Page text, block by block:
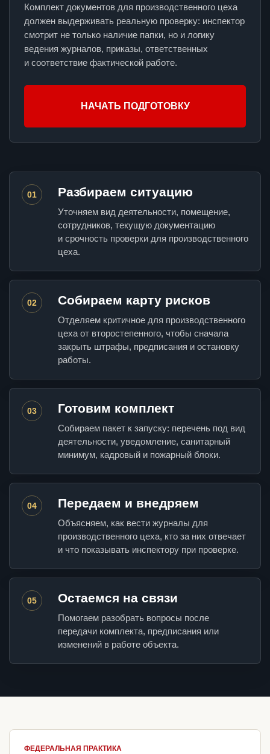
Комплект документов для производственного цеха
должен выдерживать реальную проверку: инспектор
смотрит не только наличие папки, но и логику
ведения журналов, приказы, ответственных
и соответствие фактической работе.
НАЧАТЬ ПОДГОТОВКУ
01 Разбираем ситуацию
Уточняем вид деятельности, помещение,
сотрудников, текущую документацию
и срочность проверки для производственного
цеха.
02 Собираем карту рисков
Отделяем критичное для производственного
цеха от второстепенного, чтобы сначала
закрыть штрафы, предписания и остановку
работы.
03 Готовим комплект
Собираем пакет к запуску: перечень под вид
деятельности, уведомление, санитарный
минимум, кадровый и пожарный блоки.
04 Передаем и внедряем
Объясняем, как вести журналы для
производственного цеха, кто за них отвечает
и что показывать инспектору при проверке.
05 Остаемся на связи
Помогаем разобрать вопросы после
передачи комплекта, предписания или
изменений в работе объекта.
ФЕДЕРАЛЬНАЯ ПРАКТИКА